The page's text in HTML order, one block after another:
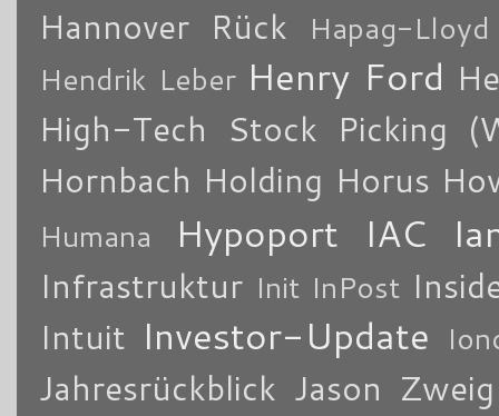
Hannover Rück
Hapag-Lloyd
Hendrik Leber Henry Ford
High-Tech Stock Picking
Hornbach Holding Horus
Humana Hypoport IAC
Infrastruktur Init InPost
Intuit Investor-Update
Jahresrückblick Jason Zweig